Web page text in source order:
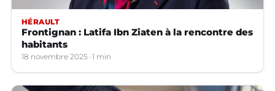
HÉRAULT
Frontignan : Latifa Ibn Ziaten à la rencontre des
habitants
18 novembre 2025 1 min